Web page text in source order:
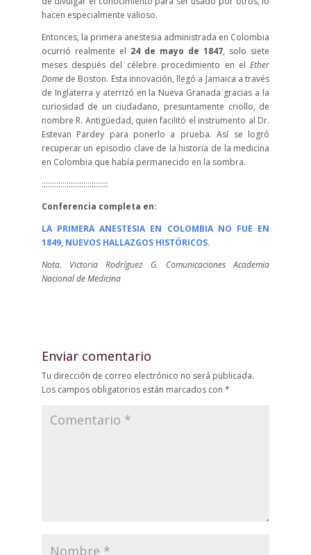
hacen especialmente valioso.
Entonces, la primera anestesia administrada en Colombia
ocurrió realmente el 24 de mayo de 1847, solo siete
meses después del célebre procedimiento en elEther
Domede Boston. Esta innovación, llegó a Jamaica a través
de Inglaterra y aterrizó en la Nueva Granada gracias a la
curiosidad de un ciudadano, presuntamente criollo, de
nombre R. Antigüedad, quien facilitó el instrumento al Dr.
Estevan Pardey para ponerlo a prueba. Así se logró
recuperar un episodio clave de la historia de la medicina
en Colombia que había permanecido en la sombra.
::::::::::::::::::::::::::::::::
Conferencia completa en:
LA PRIMERA ANESTESIA EN COLOMBIA NO FUE EN
1849, NUEVOS HALLAZGOS HISTÓRICOS.
Nota. Victoria Rodríguez G. Comunicaciones Academia
Nacional de Medicina
Enviar comentario
Tu dirección de correo electrónico no será publicada.
Los campos obligatorios están marcados con *